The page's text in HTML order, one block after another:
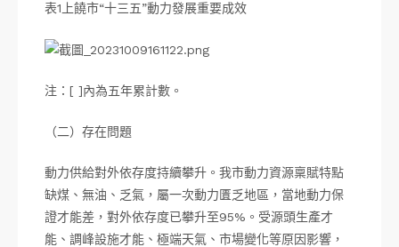
表1上饒市“十三五”動力發展重要成效
注：[ ]內為五年累計數。
（二）存在問題
動力供給對外依存度持續攀升。我市動力資源稟賦特點
缺煤、無油、乏氣，屬一次動力匱乏地區，當地動力保
證才能差，對外依存度已攀升至95%。受源頭生產才
能、調峰設施才能、極端天氣、市場變化等原因影響，